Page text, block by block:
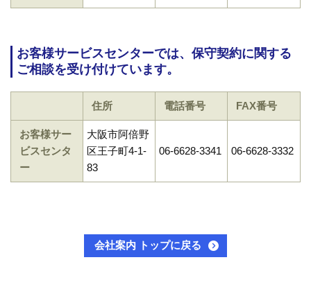
お客様サービスセンターでは、保守契約に関する
ご相談を受け付けています。
住所 電話番号 FAX番号
お客様サー
ビスセンタ
ー
大阪市阿倍野
区王子町4-1-
83
06-6628-3341 06-6628-3332
会社案内 トップに戻る